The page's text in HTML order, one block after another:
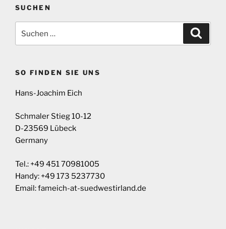
SUCHEN
nach:
SO FINDEN SIE UNS
Hans-Joachim Eich
Schmaler Stieg 10-12
D-23569 Lübeck
Germany
Tel.: +49 451 70981005
Handy: +49 173 5237730
Email: fameich-at-suedwestirland.de